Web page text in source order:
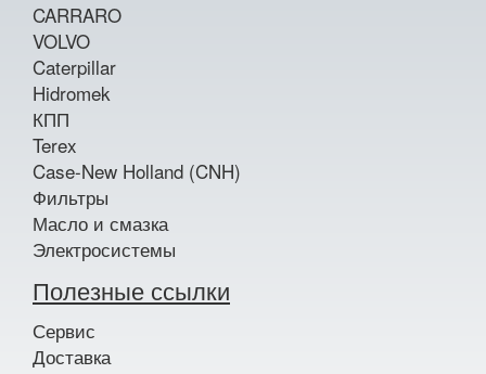
CARRARO
VOLVO
Caterpillar
Hidromek
КПП
Terex
Case-New Holland (CNH)
Фильтры
Масло и смазка
Электросистемы
Полезные ссылки
Сервис
Доставка